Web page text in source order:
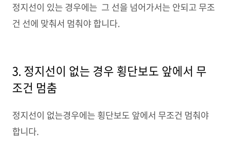
정지선이 있는 경우에는 그 선을 넘어가서는 안되고 무조
건 선에 맞춰서 멈춰야 합니다.
3. 정지선이 없는 경우 횡단보도 앞에서 무
조건 멈춤
정지선이 없는경우에는 횡단보도 앞에서 무조건 멈춰야
합니다.